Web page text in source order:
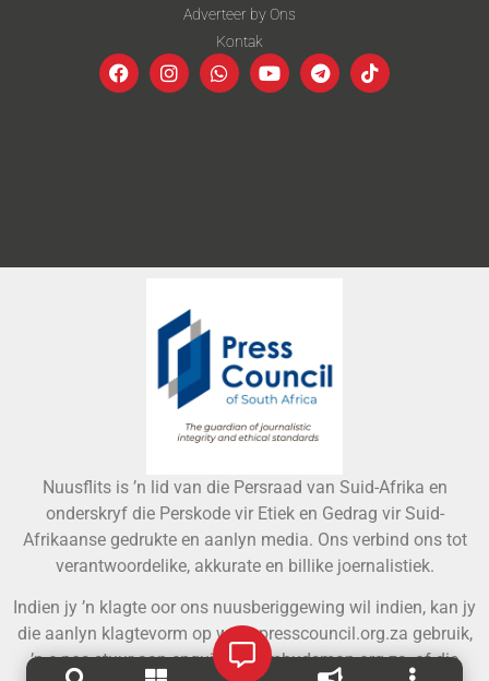
Adverteer by Ons
Kontak
Nuusflits is ’n lid van die Persraad van Suid-Afrika en
onderskryf die Perskode vir Etiek en Gedrag vir Suid-
Afrikaanse gedrukte en aanlyn media. Ons verbind ons tot
verantwoordelike, akkurate en billike joernalistiek.
Indien jy ’n klagte oor ons nuusberiggewing wil indien, kan jy
die aanlyn klagtevorm op www.presscouncil.org.za gebruik,
’n e-pos stuur aanenquiries@ombudsman.org.za, of die